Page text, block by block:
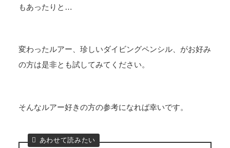
もあったりと…
変わったルアー、珍しいダイビングペンシル、がお好み
の方は是非とも試してみてください。
そんなルアー好きの方の参考になれば幸いです。